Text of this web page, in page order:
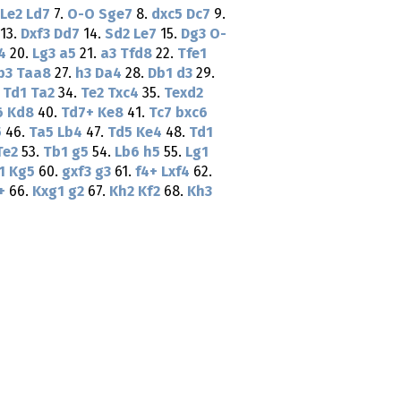
Le2 Ld7 7. O-O Sge7 8. dxc5 Dc7 9.
Dxf3 Dd7 14. Sd2 Le7 15. Dg3 O-
20. Lg3 a5 21. a3 Tfd8 22. Tfe1
Taa8 27. h3 Da4 28. Db1 d3 29.
Td1 Ta2 34. Te2 Txc4 35. Texd2
Kd8 40. Td7+ Ke8 41. Tc7 bxc6
46. Ta5 Lb4 47. Td5 Ke4 48. Td1
53. Tb1 g5 54. Lb6 h5 55. Lg1
Kg5 60. gxf3 g3 61. f4+ Lxf4 62.
66. Kxg1 g2 67. Kh2 Kf2 68. Kh3